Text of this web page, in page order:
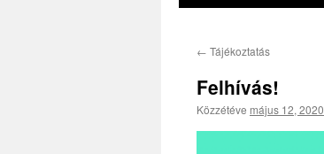
← Tájékoztatás
Felhívás!
Közzétéve május 12, 2020